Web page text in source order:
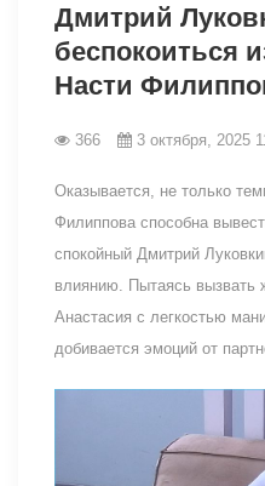
Дмитрий
беспокоиться
Насти
366 3 октября, 2025
Оказывается, не только
Филиппова способна
спокойный Дмитрий
влиянию. Пытаясь вызвать
Анастасия с легкостью
добивается эмоций от